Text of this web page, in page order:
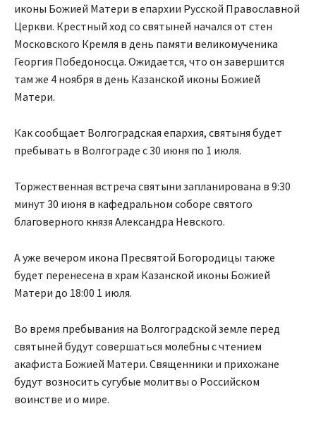
иконы Божией Матери в епархии Русской Православной
Церкви. Крестный ход со святыней начался от стен
Московского Кремля в день памяти великомученика
Георгия Победоносца. Ожидается, что он завершится
там же 4 ноября в день Казанской иконы Божией
Матери.
Как сообщает Волгоградская епархия, святыня будет
пребывать в Волгограде с 30 июня по 1 июля.
Торжественная встреча святыни запланирована в 9:30
минут 30 июня в кафедральном соборе святого
благоверного князя Александра Невского.
А уже вечером икона Пресвятой Богородицы также
будет перенесена в храм Казанской иконы Божией
Матери до 18:00 1 июля.
Во время пребывания на Волгоградской земле перед
святыней будут совершаться молебны с чтением
акафиста Божией Матери. Священники и прихожане
будут возносить сугубые молитвы о Российском
воинстве и о мире.